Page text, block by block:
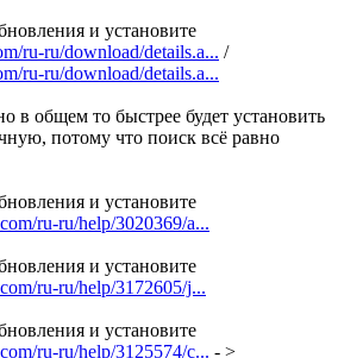
и установите
ru-ru/download/details.a... /
ru-ru/download/details.a...
в общем то быстрее будет установить
потому что поиск всё равно
и установите
ru-ru/help/3020369/a...
и установите
ru-ru/help/3172605/j...
и установите
ru-ru/help/3125574/c... - >